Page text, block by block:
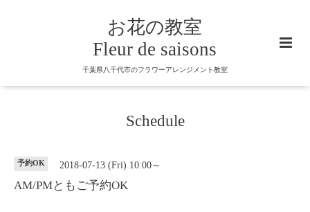
お花の教室
Fleur de saisons
千葉県八千代市のフラワーアレンジメント教室
Schedule
予約OK 2018-07-13 (Fri) 10:00～
AM/PMともご予約OK